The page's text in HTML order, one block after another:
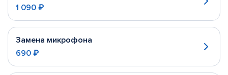
1 090 ₽
Замена микрофона
690 ₽